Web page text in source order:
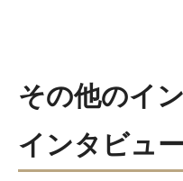
図書館（英語）
就職サポート
その他のイ
インタビュー